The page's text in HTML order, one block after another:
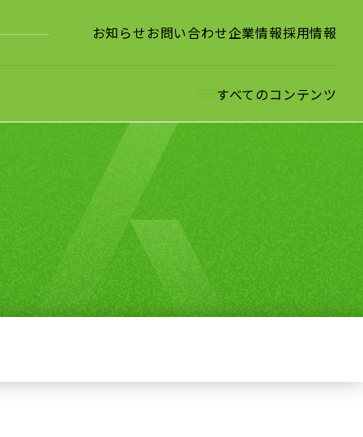
お知らせお問い合わせ企業情報採用情報
すべてのコンテンツ